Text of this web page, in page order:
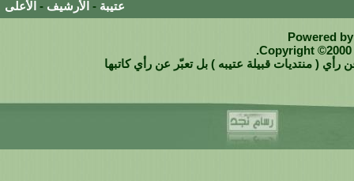
عتيبة - الأرشيف - الأعلى
Powered
Copyright ©2000
رأي ( منتديات قبيلة عتيبه ) بل تعبّر عن رأي كاتبها